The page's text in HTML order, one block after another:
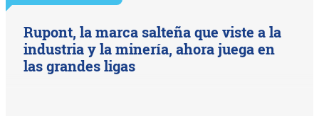
Rupont, la marca salteña que viste a la
industria y la minería, ahora juega en
las grandes ligas